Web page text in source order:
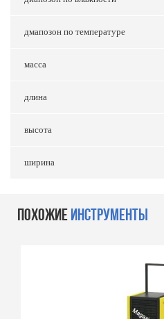
дмапозон по температуре
масса
длина
высота
ширина
ПОХОЖИЕ ИНСТРУМЕНТЫ